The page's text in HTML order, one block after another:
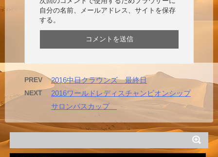
自分の名前、メールアドレス、サイトを保存
する。
PREV 2016中日クラウンズ 最終日
NEXT
2016ワールドレディスチャンピオンシップ
サロンパスカップ